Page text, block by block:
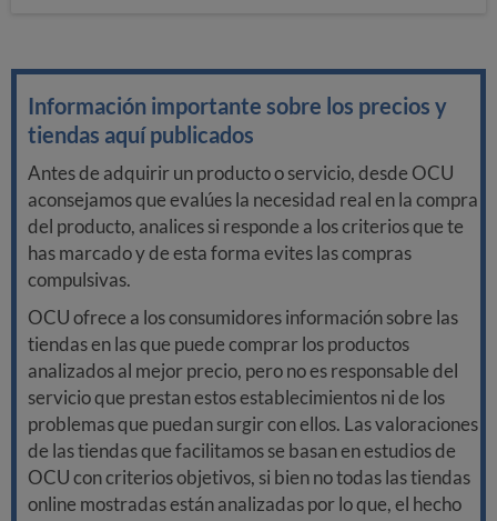
Información importante sobre los precios y
tiendas aquí publicados
Antes de adquirir un producto o servicio, desde OCU
aconsejamos que evalúes la necesidad real en la compra
del producto, analices si responde a los criterios que te
has marcado y de esta forma evites las compras
compulsivas.
OCU ofrece a los consumidores información sobre las
tiendas en las que puede comprar los productos
analizados al mejor precio, pero no es responsable del
servicio que prestan estos establecimientos ni de los
problemas que puedan surgir con ellos. Las valoraciones
de las tiendas que facilitamos se basan en estudios de
OCU con criterios objetivos, si bien no todas las tiendas
online mostradas están analizadas por lo que, el hecho